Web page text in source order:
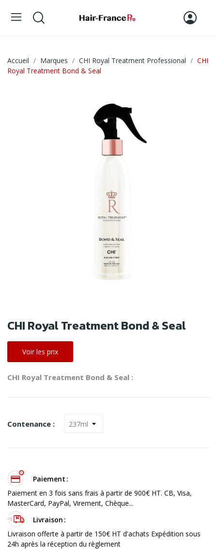
Accueil Marques CHI Royal Treatment Professional
CHI
Royal Treatment Bond & Seal
CHI Royal Treatment Bond & Seal
Voir les prix
CHI Royal Treatment Bond & Seal :
Contenance :
Paiement
Paiement en 3 fois sans frais à partir de 900€ HT. CB, Visa,
MasterCard, PayPal, Virement, Chèque...
Livraison
Livraison offerte à partir de 150€ HT d'achats Expédition sous
24h après la réception du règlement